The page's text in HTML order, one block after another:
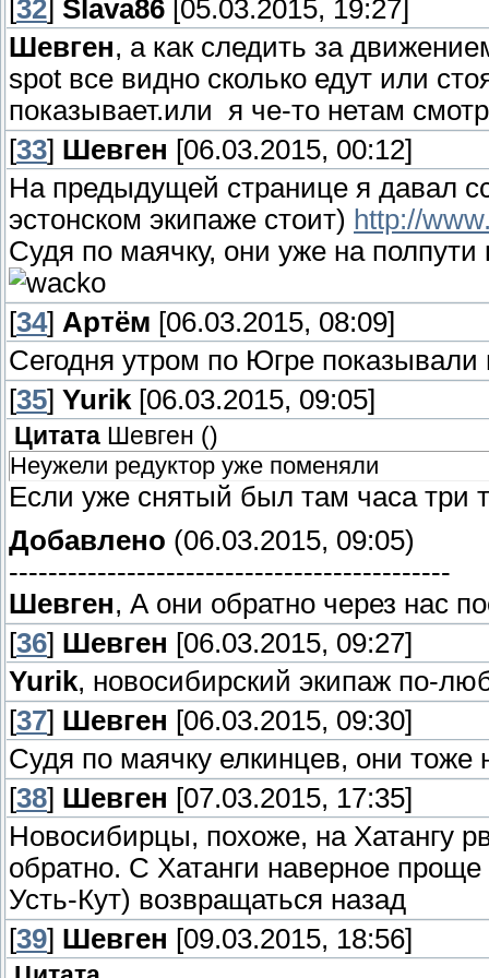
Шли по реке, уперлись в
пройти по ним 15 км, пока
выход не просматривался.
машинами. Непонимание
минус 8 навевали
вселяли позитив....И тут
парни, медведей очень
отрывает, прогноз
тоской, и лишь вторая
координаты точки выхода
спасибо большое друзьям
Владимиром.
душу отдашь, а летом в
30 м/с тоже нет ничего
Сейчас здесь практически
портовые краны
живет в настоящее время
4000 нам заре
Ледокола в Диксоне нет, и
Один из самых современных
Победы» останавливается
вездеходами с него
везут в Диксон. Так
ледокол опаздыает на 2
продукты, которые приедут,
на эту тему смеются, мол
коммерческое
организовано в это
ценах с учетом доставки.
Пообщались с главой
образование Диксона
интересный человек! В
Диксона до Хатанги. Наш
большой радостью нас
32 Slava86 [05.03.2015, 19:27]
Шевген, а как следить за
spot все видно сколько едут или
показывает.или я че-то нетам
[33] Шевген [06.03.2015, 00:12]
На предыдущей странице я давал
эстонском экипаже стоит) http://
Судя по маячку, они уже на
[34] Артём [06.03.2015, 08:09]
Сегодня утром по Югре показывали
[35] Yurik [06.03.2015, 09:05]
Цитата Шевген ()
Неужели редуктор уже поменяли
Если уже снятый был там часа три
Добавлено (06.03.2015, 09:05)
---------------------------------------------
Шевген, А они обратно через нас
[36] Шевген [06.03.2015, 09:27]
Yurik, новосибирский экипаж по-
[37] Шевген [06.03.2015, 09:30]
Судя по маячку елкинцев, они тоже
[38] Шевген [07.03.2015, 17:35]
Новосибирцы, похоже, на Хатангу
обратно. С Хатанги наверное
Усть-Кут) возвращаться назад
[39] Шевген [09.03.2015, 18:56]